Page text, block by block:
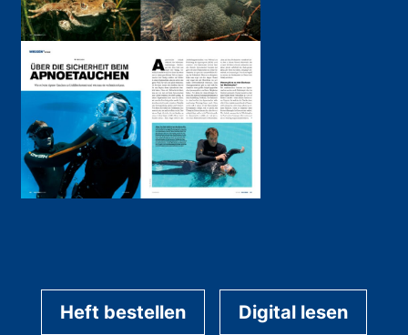
Heft bestellen Digital lesen